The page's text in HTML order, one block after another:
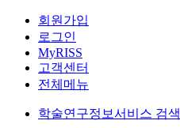
회원가입
로그인
MyRISS
고객센터
전체메뉴
학술연구정보서비스 검색